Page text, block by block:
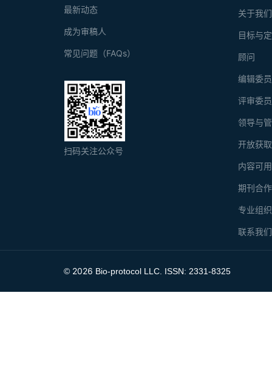
关于我们
目标与
顾问
编辑委
评审委
领导与
开放获
内容可
期刊合
专业组
联系我们
最新动态
成为审稿人
常见问题（FAQs）
扫码关注公众号
© 2026 Bio-protocol LLC. ISSN: 2331-8325